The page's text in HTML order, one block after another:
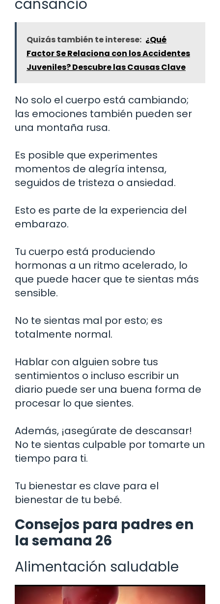
cansancio
Quizás también te interese: ¿Qué
Factor Se Relaciona con los Accidentes
Juveniles? Descubre las Causas Clave
No solo el cuerpo está cambiando;
las emociones también pueden ser
una montaña rusa.
Es posible que experimentes
momentos de alegría intensa,
seguidos de tristeza o ansiedad.
Esto es parte de la experiencia del
embarazo.
Tu cuerpo está produciendo
hormonas a un ritmo acelerado, lo
que puede hacer que te sientas más
sensible.
No te sientas mal por esto; es
totalmente normal.
Hablar con alguien sobre tus
sentimientos o incluso escribir un
diario puede ser una buena forma de
procesar lo que sientes.
Además, ¡asegúrate de descansar!
No te sientas culpable por tomarte un
tiempo para ti.
Tu bienestar es clave para el
bienestar de tu bebé.
Consejos para padres en
la semana 26
Alimentación saludable